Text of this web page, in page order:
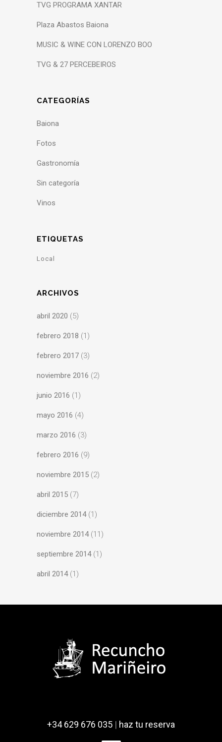
TVG PROGRAMA XANTAR
Plaza Abastos Baiona
MUSIC & WINE CON LORENZO BOO
TVG & 27 PERCEBEIROS
CATEGORÍAS
Baiona
Fotos
Gastronomía
Sin categoría
Vinos
ETIQUETAS
Local
ARCHIVOS
abril 2020 (5)
febrero 2018 (1)
febrero 2017 (3)
noviembre 2016 (2)
junio 2016 (1)
mayo 2016 (4)
marzo 2016 (3)
febrero 2016 (9)
noviembre 2015 (2)
abril 2015 (7)
diciembre 2014(1)
noviembre 2014(11)
septiembre 2014(1)
abril 2014(1)
+34 629 676 035 | haz tu reserva